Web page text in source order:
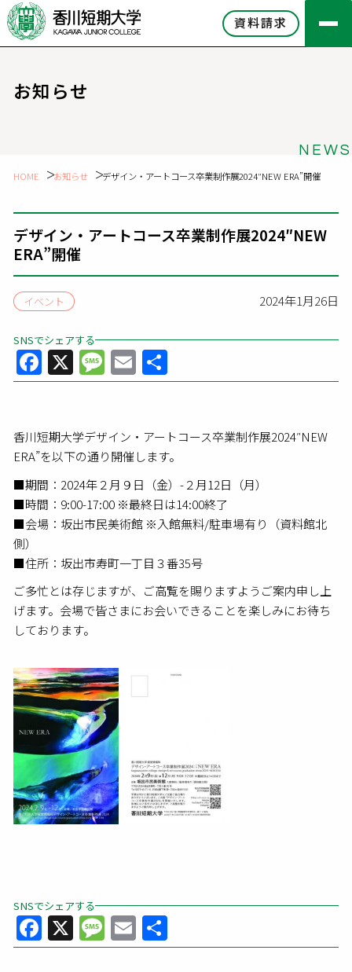
資料請求
お知らせ
NEWS
HOME お知らせ デザイン・アートコース卒業制作展2024″NEW ERA”開催
デザイン・アートコース卒業制作展2024″NEW
ERA”開催
イベント 2024年1月26日
SNSでシェアする
Facebook
X Message
Email
有
香川短期大学デザイン・アートコース卒業制作展2024″NEW
ERA”を以下の通り開催します。
■期間：2024年２月９日（金）-２月12日（月）
■時間：9:00-17:00 ※最終日は14:00終了
■会場：坂出市民美術館 ※入館無料/駐車場有り（資料館北
側）
■住所：坂出市寿町一丁目３番35号
ご多忙とは存じますが、ご高覧を賜りますようご案内申し上
げます。会場で皆さまにお会いできることを楽しみにお待ち
しております。
SNSでシェアする
Facebook
X Message
Email
有